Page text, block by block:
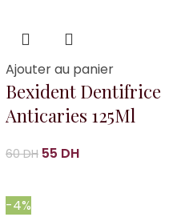
Ajouter au panier
Bexident Dentifrice
Anticaries 125Ml
60DH 55 DH
-4%